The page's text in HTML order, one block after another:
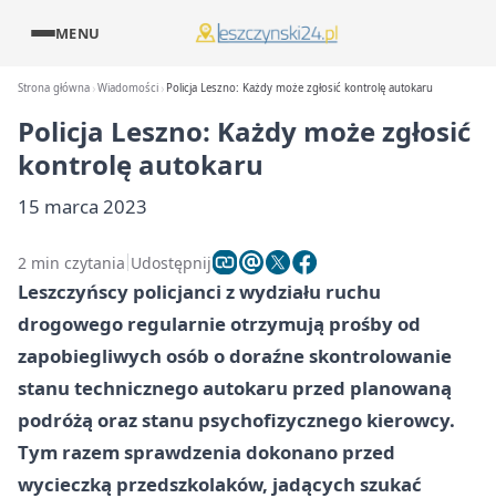
MENU
Strona główna Wiadomości Policja Leszno: Każdy może zgłosić kontrolę autokaru
Policja Leszno: Każdy może zgłosić
kontrolę autokaru
15 marca 2023
2 min czytania Udostępnij
Leszczyńscy policjanci z wydziału ruchu
drogowego regularnie otrzymują prośby od
zapobiegliwych osób o doraźne skontrolowanie
stanu technicznego autokaru przed planowaną
podróżą oraz stanu psychofizycznego kierowcy.
Tym razem sprawdzenia dokonano przed
wycieczką przedszkolaków, jadących szukać